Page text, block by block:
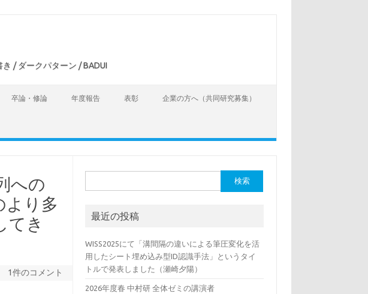
/ ダークパターン / BADUI
卒論・修論 年度報告 表彰 企業の方へ（共同研究募集）
への
より多
てき
1件のコメント
索:
最近の投稿
WISS2025にて「溝間隔の違いによる筆圧変化を活
用したシート埋め込み型ID認識手法」というタイ
トルで発表しました（瀬崎夕陽）
2026年度春 中村研 全体ゼミの講演者